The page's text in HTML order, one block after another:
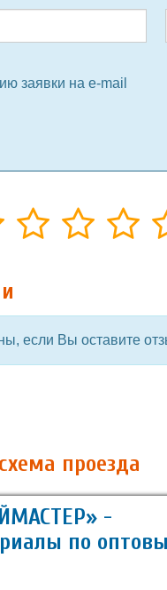
заявки на e-mail
если Вы оставите
проезда
-
по